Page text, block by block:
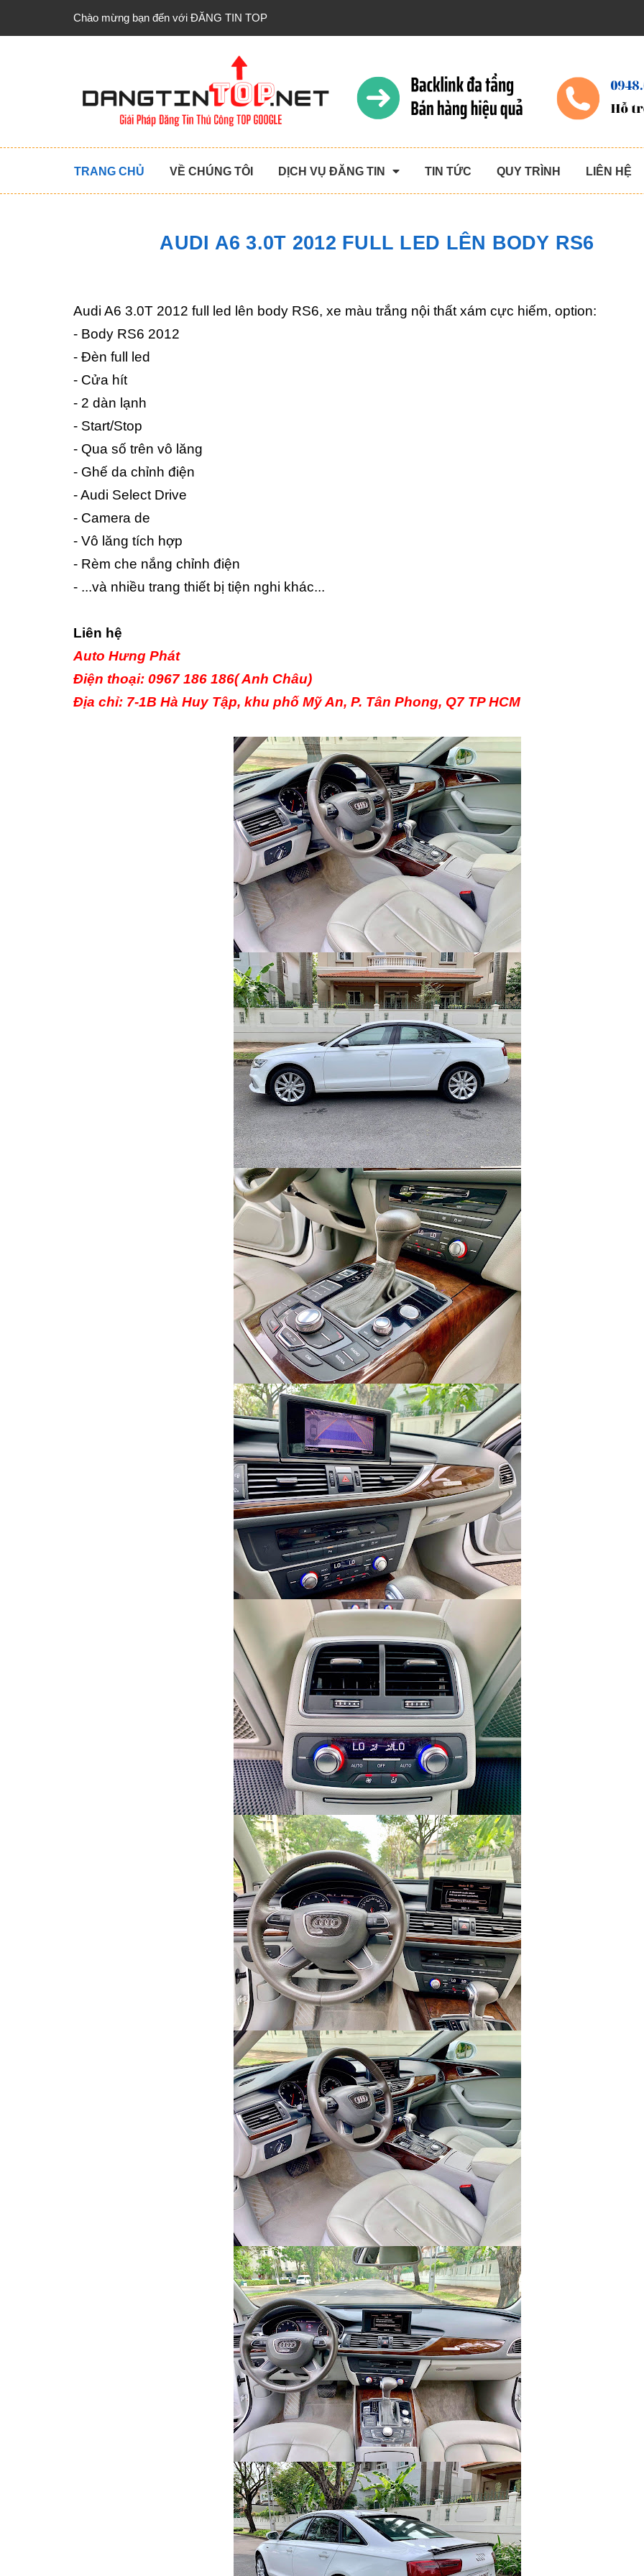
Chào mừng bạn đến với ĐĂNG TIN TOP
TRANG CHỦ VỀ CHÚNG TÔI DỊCH VỤ ĐĂNG TIN TIN TỨC QUY TRÌNH LIÊN HỆ
AUDI A6 3.0T 2012 FULL LED LÊN BODY RS6
Audi A6 3.0T 2012 full led lên body RS6, xe màu trắng nội thất xám cực hiếm, option:
- Body RS6 2012
- Đèn full led
- Cửa hít
- 2 dàn lạnh
- Start/Stop
- Qua số trên vô lăng
- Ghế da chỉnh điện
- Audi Select Drive
- Camera de
- Vô lăng tích hợp
- Rèm che nắng chỉnh điện
- ...và nhiều trang thiết bị tiện nghi khác...
Liên hệ
Auto Hưng Phát
Điện thoại: 0967 186 186( Anh Châu)
Địa chỉ: 7-1B Hà Huy Tập, khu phố Mỹ An, P. Tân Phong, Q7 TP HCM